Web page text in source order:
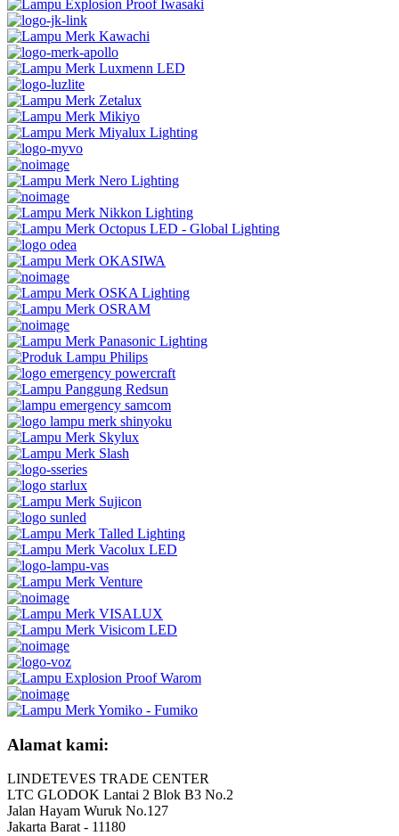
Alamat kami:
LINDETEVES TRADE CENTER
LTC GLODOK Lantai 2 Blok B3 No.2
Jalan Hayam Wuruk No.127
Jakarta Barat - 11180